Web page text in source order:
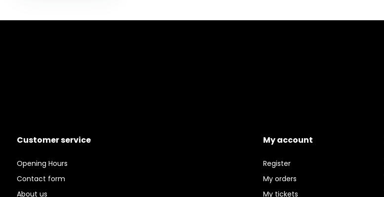
Customer service
Opening Hours
Contact form
About us
My account
Register
My orders
My tickets